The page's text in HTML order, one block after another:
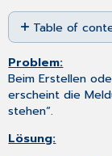
Save
as
PDF
Table of
No
headers
Problem:
Beim Erstellen
erscheint die
stehen“.
Lösung: